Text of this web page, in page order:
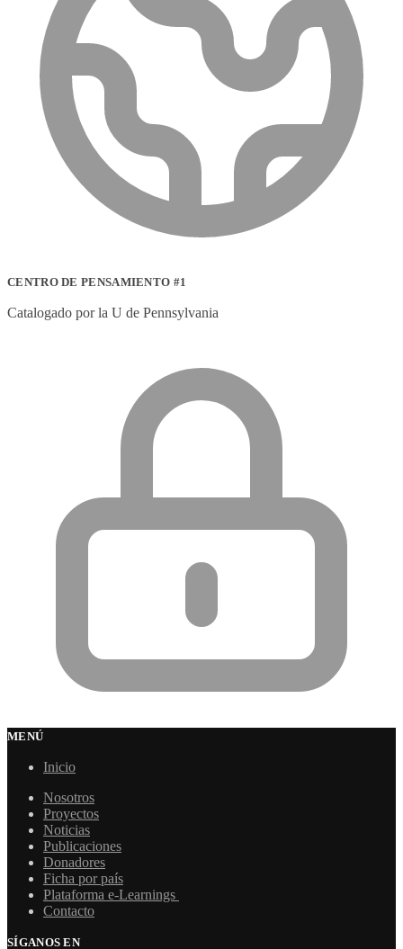
CENTRO DE PENSAMIENTO #1
Catalogado por la U de Pennsylvania
MENÚ
Inicio
Nosotros
Proyectos
Noticias
Publicaciones
Donadores
Ficha por país
Plataforma e-Learnings
Contacto
SÍGANOS EN